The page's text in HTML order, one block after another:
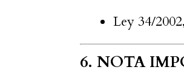
Ley 34/
6. NOTA